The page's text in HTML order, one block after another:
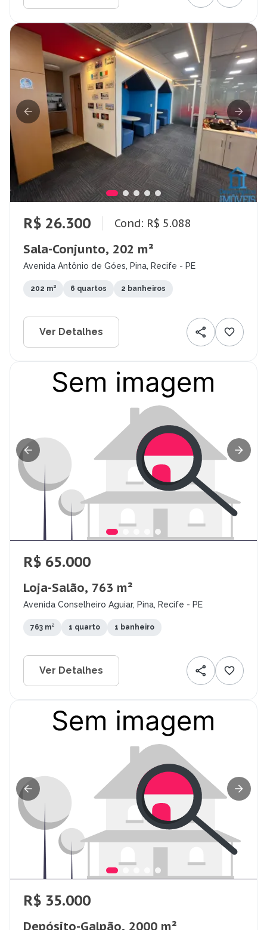
R$ 26.300 Cond: R$ 5.088
Sala-Conjunto, 202 m²
Avenida Antônio de Góes, Pina, Recife - PE
202 m² 6 quartos 2 banheiros
Ver Detalhes
R$ 65.000
Loja-Salão, 763 m²
Avenida Conselheiro Aguiar, Pina, Recife - PE
763 m² 1 quarto 1 banheiro
Ver Detalhes
R$ 35.000
Depósito-Galpão, 2000 m²